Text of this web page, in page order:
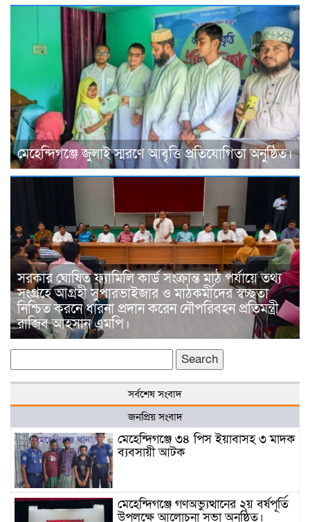
মেহেন্দিগঞ্জে জুলাই স্মরণে আবৃত্তি প্রতিযোগিতা অনুষ্ঠিত।
সরকার ঘোষিত ফ্যামিলি কার্ড সংক্রান্ত মাঠ পর্যায়ে তথ্য
সংগ্রহে আগ্রহী সুপারভাইজার ও মাঠকর্মীদের স্বচ্ছতা
নিশ্চিত করনে ধারনা প্রদান করেন নৌপরিবহন প্রতিমন্ত্রী
রাজিব আহসান এমপি।
for:
সর্বশেষ সংবাদ
জনপ্রিয় সংবাদ
মেহেন্দিগঞ্জে ৩৪ পিস ইয়াবাসহ ৩ মাদক
ব্যবসায়ী আটক
মেহেন্দিগঞ্জে গণঅভ্যুত্থানের ২য় বর্ষপূর্তি
উপলক্ষে আলোচনা সভা অনুষ্ঠিত।